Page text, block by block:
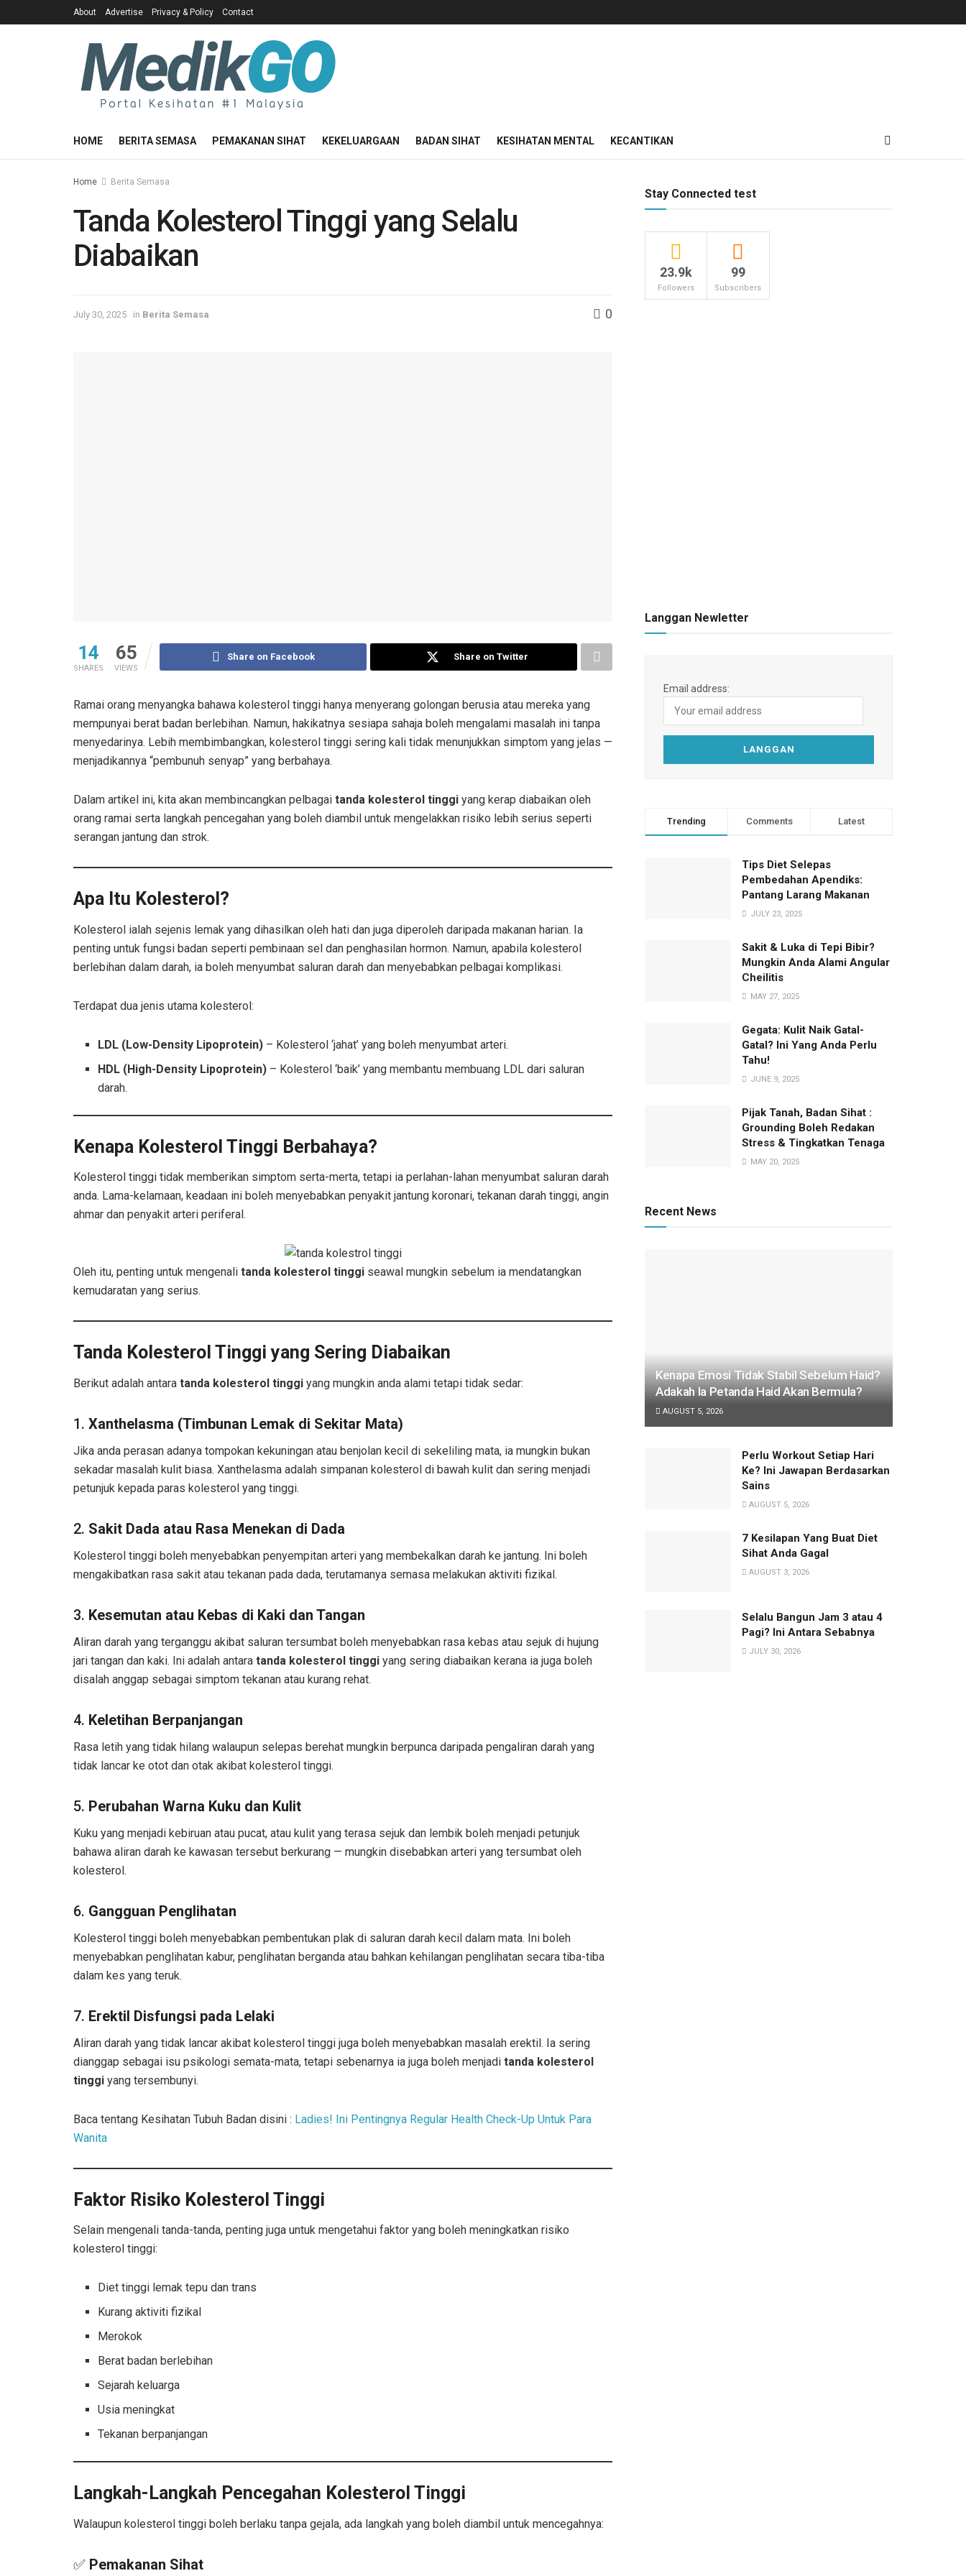
About Advertise Privacy & Policy Contact
HOME BERITA SEMASA PEMAKANAN SIHAT KEKELUARGAAN BADAN SIHAT KESIHATAN MENTAL KECANTIKAN
Home Berita Semasa
Tanda Kolesterol Tinggi yang Selalu
Diabaikan
July 30, 2025 in Berita Semasa 0
14
SHARES
65
VIEWS
Share on Facebook Share on Twitter
Ramai orang menyangka bahawa kolesterol tinggi hanya menyerang golongan berusia atau mereka yang
mempunyai berat badan berlebihan. Namun, hakikatnya sesiapa sahaja boleh mengalami masalah ini tanpa
menyedarinya. Lebih membimbangkan, kolesterol tinggi sering kali tidak menunjukkan simptom yang jelas —
menjadikannya “pembunuh senyap” yang berbahaya.
Dalam artikel ini, kita akan membincangkan pelbagai tanda kolesterol tinggi yang kerap diabaikan oleh
orang ramai serta langkah pencegahan yang boleh diambil untuk mengelakkan risiko lebih serius seperti
serangan jantung dan strok.
Apa Itu Kolesterol?
Kolesterol ialah sejenis lemak yang dihasilkan oleh hati dan juga diperoleh daripada makanan harian. Ia
penting untuk fungsi badan seperti pembinaan sel dan penghasilan hormon. Namun, apabila kolesterol
berlebihan dalam darah, ia boleh menyumbat saluran darah dan menyebabkan pelbagai komplikasi.
Terdapat dua jenis utama kolesterol:
LDL (Low-Density Lipoprotein) – Kolesterol ‘jahat’ yang boleh menyumbat arteri.
HDL (High-Density Lipoprotein) – Kolesterol ‘baik’ yang membantu membuang LDL dari saluran
darah.
Kenapa Kolesterol Tinggi Berbahaya?
Kolesterol tinggi tidak memberikan simptom serta-merta, tetapi ia perlahan-lahan menyumbat saluran darah
anda. Lama-kelamaan, keadaan ini boleh menyebabkan penyakit jantung koronari, tekanan darah tinggi, angin
ahmar dan penyakit arteri periferal.
Oleh itu, penting untuk mengenali tanda kolesterol tinggi seawal mungkin sebelum ia mendatangkan
kemudaratan yang serius.
Tanda Kolesterol Tinggi yang Sering Diabaikan
Berikut adalah antara tanda kolesterol tinggi yang mungkin anda alami tetapi tidak sedar:
1. Xanthelasma (Timbunan Lemak di Sekitar Mata)
Jika anda perasan adanya tompokan kekuningan atau benjolan kecil di sekeliling mata, ia mungkin bukan
sekadar masalah kulit biasa. Xanthelasma adalah simpanan kolesterol di bawah kulit dan sering menjadi
petunjuk kepada paras kolesterol yang tinggi.
2. Sakit Dada atau Rasa Menekan di Dada
Kolesterol tinggi boleh menyebabkan penyempitan arteri yang membekalkan darah ke jantung. Ini boleh
mengakibatkan rasa sakit atau tekanan pada dada, terutamanya semasa melakukan aktiviti fizikal.
3. Kesemutan atau Kebas di Kaki dan Tangan
Aliran darah yang terganggu akibat saluran tersumbat boleh menyebabkan rasa kebas atau sejuk di hujung
jari tangan dan kaki. Ini adalah antara tanda kolesterol tinggi yang sering diabaikan kerana ia juga boleh
disalah anggap sebagai simptom tekanan atau kurang rehat.
4. Keletihan Berpanjangan
Rasa letih yang tidak hilang walaupun selepas berehat mungkin berpunca daripada pengaliran darah yang
tidak lancar ke otot dan otak akibat kolesterol tinggi.
5. Perubahan Warna Kuku dan Kulit
Kuku yang menjadi kebiruan atau pucat, atau kulit yang terasa sejuk dan lembik boleh menjadi petunjuk
bahawa aliran darah ke kawasan tersebut berkurang — mungkin disebabkan arteri yang tersumbat oleh
kolesterol.
6. Gangguan Penglihatan
Kolesterol tinggi boleh menyebabkan pembentukan plak di saluran darah kecil dalam mata. Ini boleh
menyebabkan penglihatan kabur, penglihatan berganda atau bahkan kehilangan penglihatan secara tiba-tiba
dalam kes yang teruk.
7. Erektil Disfungsi pada Lelaki
Aliran darah yang tidak lancar akibat kolesterol tinggi juga boleh menyebabkan masalah erektil. Ia sering
dianggap sebagai isu psikologi semata-mata, tetapi sebenarnya ia juga boleh menjadi tanda kolesterol
tinggi yang tersembunyi.
Baca tentang Kesihatan Tubuh Badan disini : Ladies! Ini Pentingnya Regular Health Check-Up Untuk Para
Wanita
Faktor Risiko Kolesterol Tinggi
Selain mengenali tanda-tanda, penting juga untuk mengetahui faktor yang boleh meningkatkan risiko
kolesterol tinggi:
Diet tinggi lemak tepu dan trans
Kurang aktiviti fizikal
Merokok
Berat badan berlebihan
Sejarah keluarga
Usia meningkat
Tekanan berpanjangan
Langkah-Langkah Pencegahan Kolesterol Tinggi
Walaupun kolesterol tinggi boleh berlaku tanpa gejala, ada langkah yang boleh diambil untuk mencegahnya:
✅ Pemakanan Sihat
Stay Connected test
23.9k
Followers
99
Subscribers
Langgan Newletter
Email address:
Trending Comments Latest
Tips Diet Selepas
Pembedahan Apendiks:
Pantang Larang Makanan
JULY 23, 2025
Sakit & Luka di Tepi Bibir?
Mungkin Anda Alami Angular
Cheilitis
MAY 27, 2025
Gegata: Kulit Naik Gatal-
Gatal? Ini Yang Anda Perlu
Tahu!
JUNE 9, 2025
Pijak Tanah, Badan Sihat :
Grounding Boleh Redakan
Stress & Tingkatkan Tenaga
MAY 20, 2025
Recent News
Kenapa Emosi Tidak Stabil Sebelum Haid?
Adakah Ia Petanda Haid Akan Bermula?
AUGUST 5, 2026
Perlu Workout Setiap Hari
Ke? Ini Jawapan Berdasarkan
Sains
AUGUST 5, 2026
7 Kesilapan Yang Buat Diet
Sihat Anda Gagal
AUGUST 3, 2026
Selalu Bangun Jam 3 atau 4
Pagi? Ini Antara Sebabnya
JULY 30, 2026